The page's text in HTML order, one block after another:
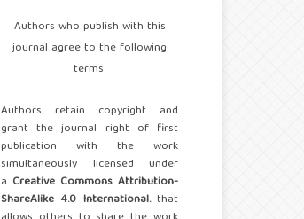
Authors who publish with this
journal agree to the following
terms:
Authors retain copyright and
grant the journal right of first
publication with the work
simultaneously licensed under
a Creative Commons Attribution-
ShareAlike 4.0 International.that